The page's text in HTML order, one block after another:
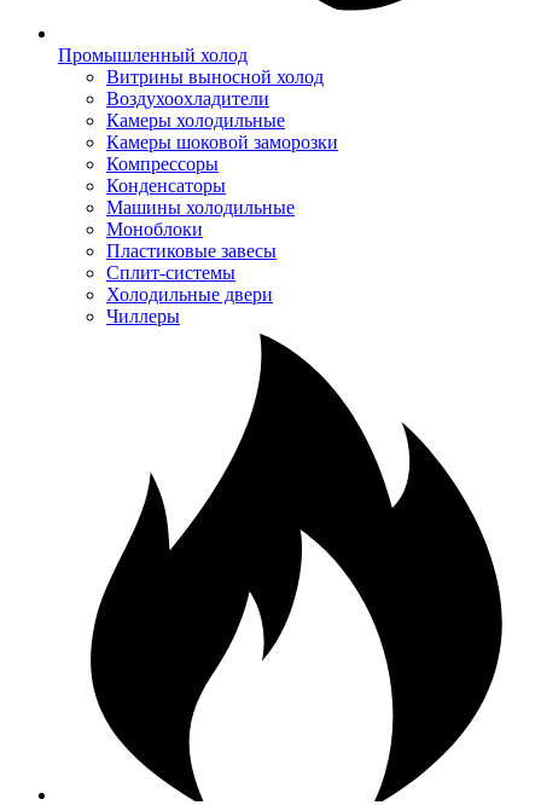
Промышленный холод
Витрины выносной холод
Воздухоохладители
Камеры холодильные
Камеры шоковой заморозки
Компрессоры
Конденсаторы
Машины холодильные
Моноблоки
Пластиковые завесы
Сплит-системы
Холодильные двери
Чиллеры